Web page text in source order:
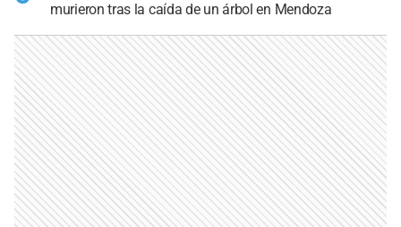
murieron tras la caída de un árbol en Mendoza